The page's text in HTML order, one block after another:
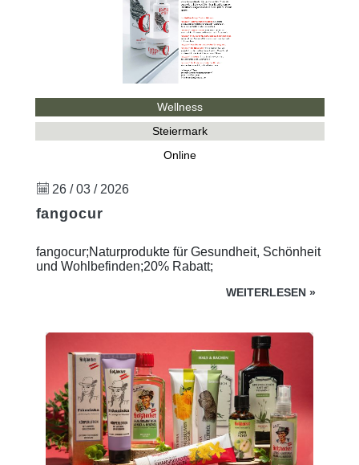
Wellness
Steiermark
Online
26 / 03 / 2026
fangocur
fangocur;Naturprodukte für Gesundheit, Schönheit
und Wohlbefinden;20% Rabatt;
WEITERLESEN »